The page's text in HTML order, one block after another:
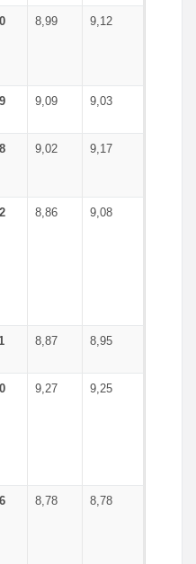
8,99 9,12
9,09 9,03
9,02 9,17
8,86 9,08
8,87 8,95
9,27 9,25
8,78 8,78